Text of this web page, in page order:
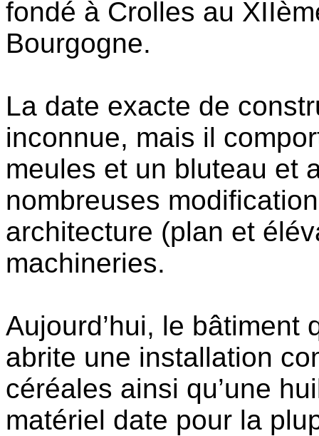
fondé à Crolles au
Bourgogne.
La date exacte de
inconnue, mais il
meules et un bluteau et
nombreuses
architecture (plan et
machineries.
Aujourd’hui, le bâtiment
abrite une installation
céréales ainsi qu’une
matériel date pour la